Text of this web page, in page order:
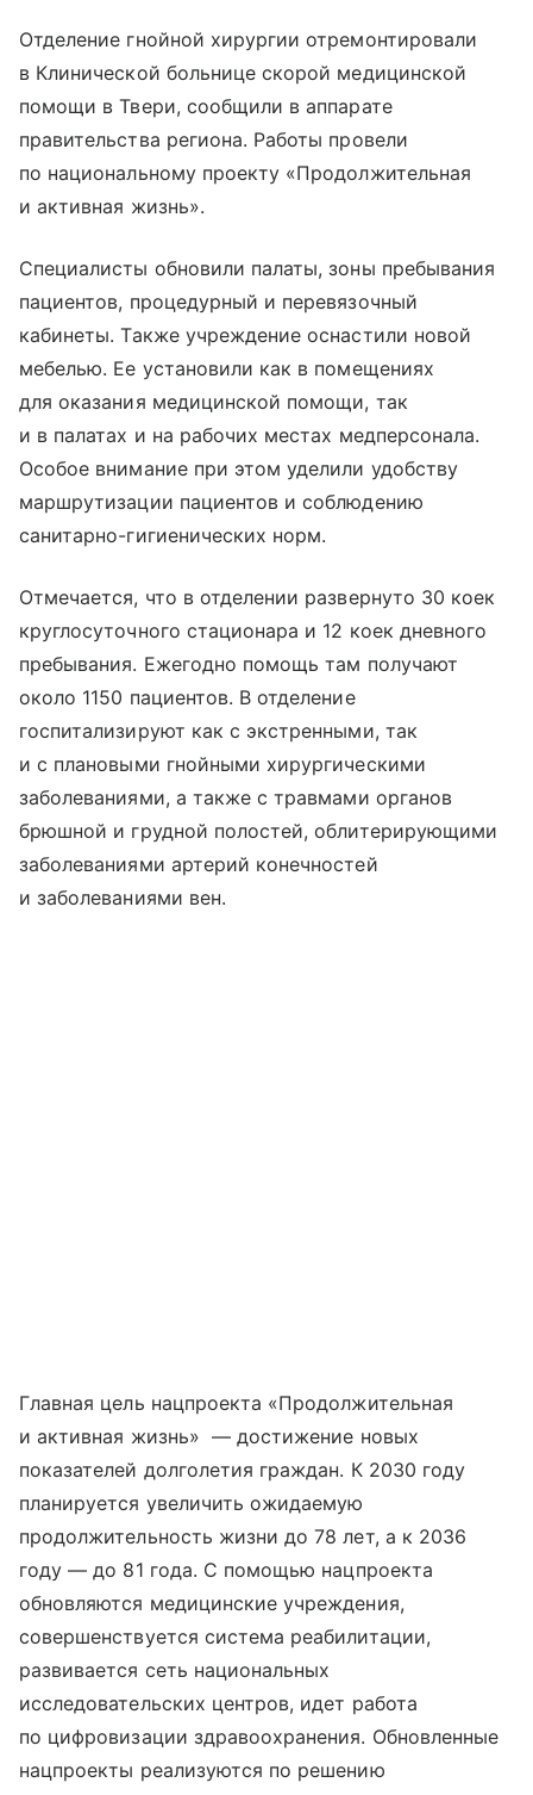
Отделение гнойной хирургии отремонтировали
в Клинической больнице скорой медицинской
помощи в Твери, сообщили в аппарате
правительства региона. Работы провели
по национальному проекту «Продолжительная
и активная жизнь».
Специалисты обновили палаты, зоны пребывания
пациентов, процедурный и перевязочный
кабинеты. Также учреждение оснастили новой
мебелью. Ее установили как в помещениях
для оказания медицинской помощи, так
и в палатах и на рабочих местах медперсонала.
Особое внимание при этом уделили удобству
маршрутизации пациентов и соблюдению
санитарно-гигиенических норм.
Отмечается, что в отделении развернуто 30 коек
круглосуточного стационара и 12 коек дневного
пребывания. Ежегодно помощь там получают
около 1150 пациентов. В отделение
госпитализируют как с экстренными, так
и с плановыми гнойными хирургическими
заболеваниями, а также с травмами органов
брюшной и грудной полостей, облитерирующими
заболеваниями артерий конечностей
и заболеваниями вен.
Главная цель нацпроекта «Продолжительная
и активная жизнь» — достижение новых
показателей долголетия граждан. К 2030 году
планируется увеличить ожидаемую
продолжительность жизни до 78 лет, а к 2036
году — до 81 года. С помощью нацпроекта
обновляются медицинские учреждения,
совершенствуется система реабилитации,
развивается сеть национальных
исследовательских центров, идет работа
по цифровизации здравоохранения. Обновленные
нацпроекты реализуются по решению